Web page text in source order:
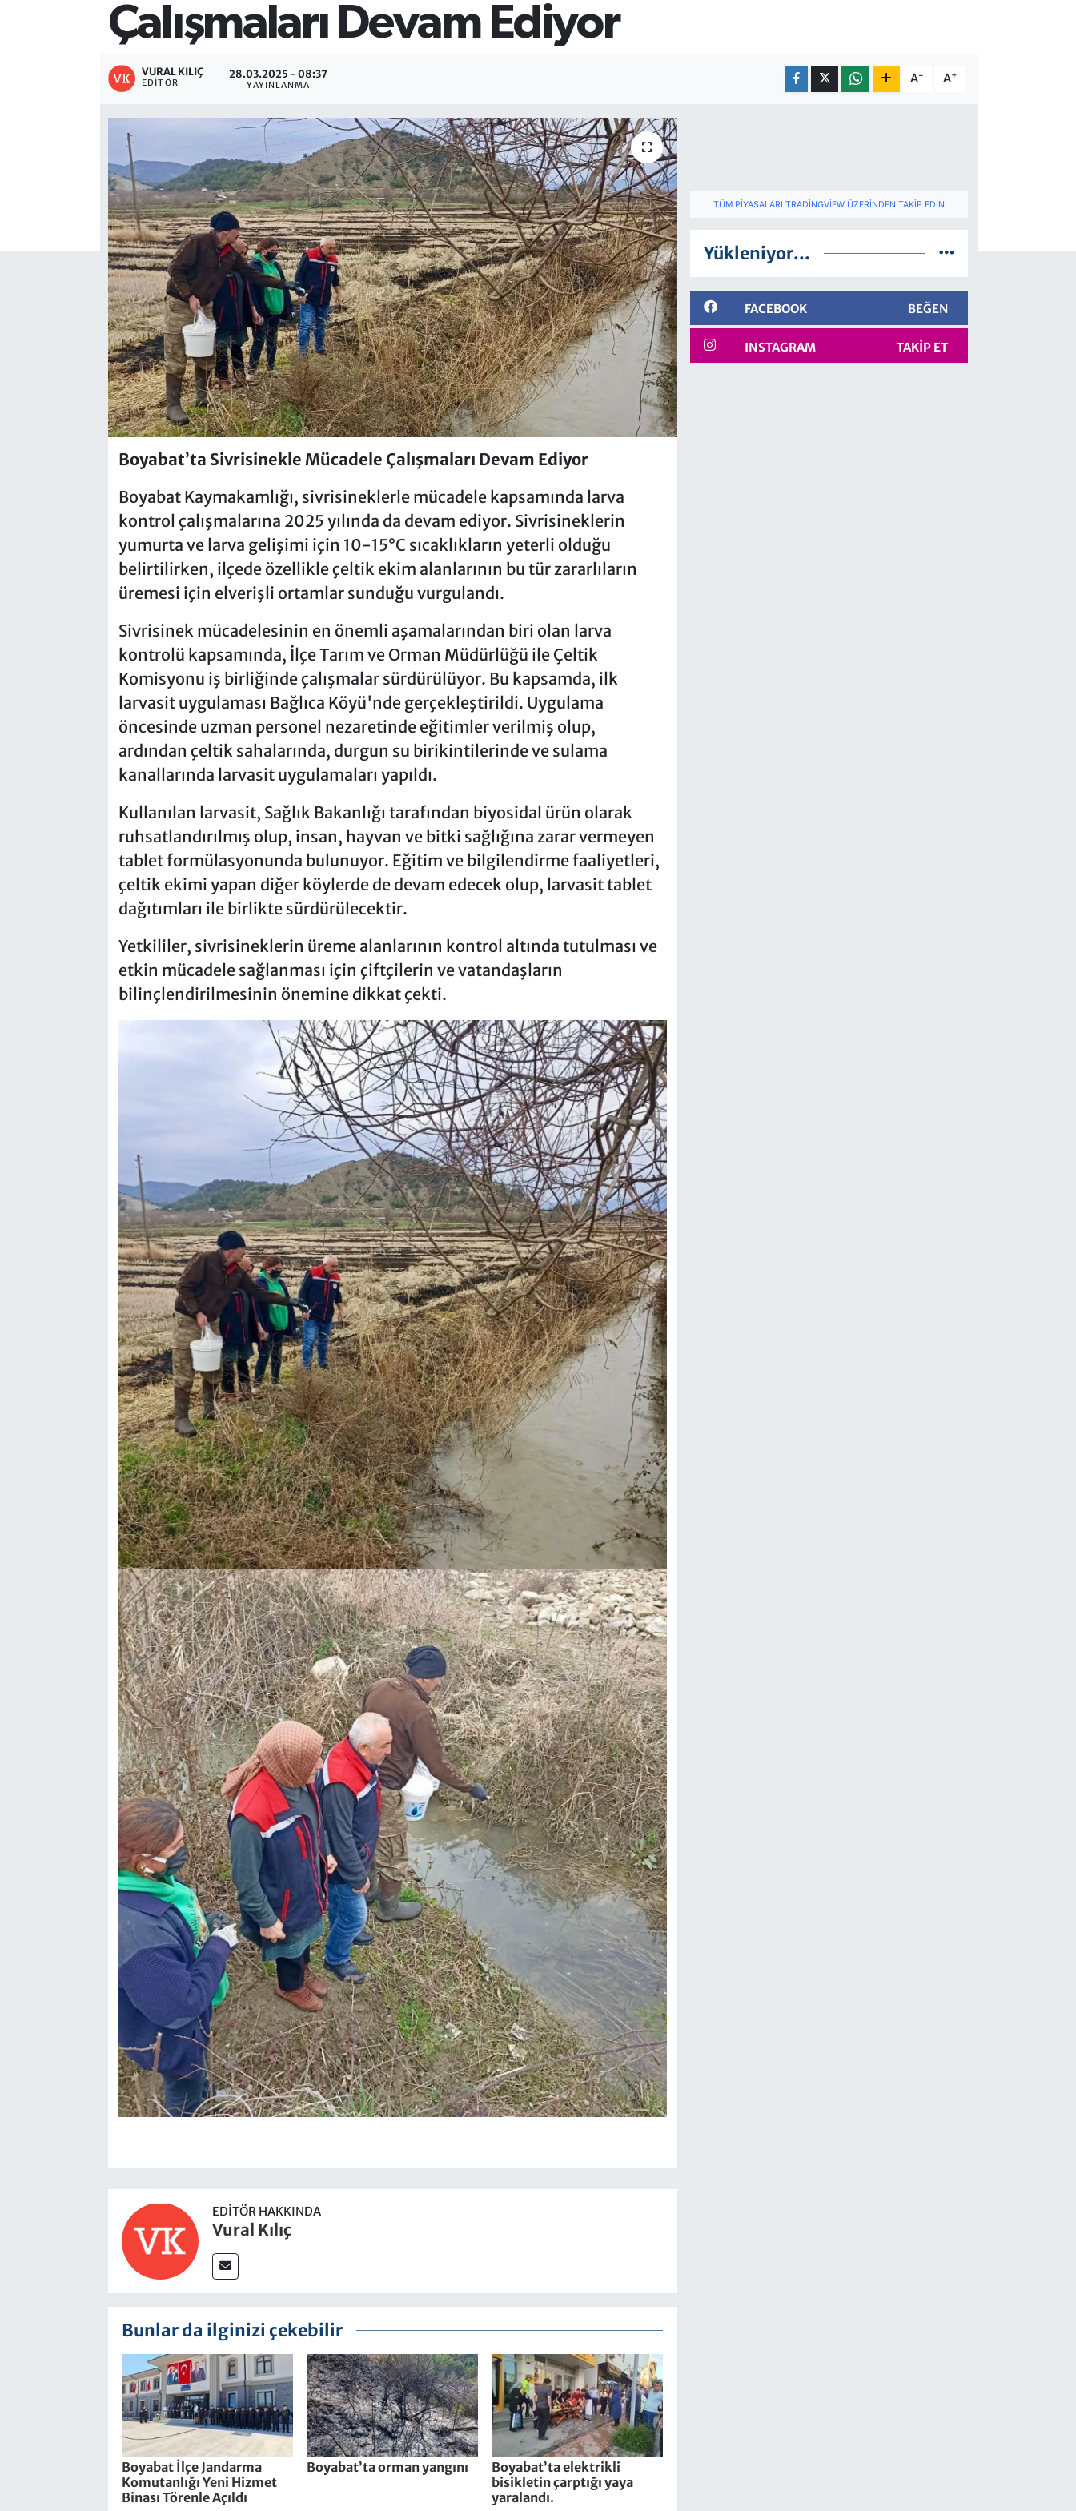
Çalışmaları Devam Ediyor
VURAL KILIÇ
EDITÖR
28.03.2025 - 08:37
YAYINLANMA A- A+
Boyabat’ta Sivrisinekle Mücadele Çalışmaları Devam Ediyor
Boyabat Kaymakamlığı, sivrisineklerle mücadele kapsamında larva
kontrol çalışmalarına 2025 yılında da devam ediyor. Sivrisineklerin
yumurta ve larva gelişimi için 10-15°C sıcaklıkların yeterli olduğu
belirtilirken, ilçede özellikle çeltik ekim alanlarının bu tür zararlıların
üremesi için elverişli ortamlar sunduğu vurgulandı.
Sivrisinek mücadelesinin en önemli aşamalarından biri olan larva
kontrolü kapsamında, İlçe Tarım ve Orman Müdürlüğü ile Çeltik
Komisyonu iş birliğinde çalışmalar sürdürülüyor. Bu kapsamda, ilk
larvasit uygulaması Bağlıca Köyü'nde gerçekleştirildi. Uygulama
öncesinde uzman personel nezaretinde eğitimler verilmiş olup,
ardından çeltik sahalarında, durgun su birikintilerinde ve sulama
kanallarında larvasit uygulamaları yapıldı.
Kullanılan larvasit, Sağlık Bakanlığı tarafından biyosidal ürün olarak
ruhsatlandırılmış olup, insan, hayvan ve bitki sağlığına zarar vermeyen
tablet formülasyonunda bulunuyor. Eğitim ve bilgilendirme faaliyetleri,
çeltik ekimi yapan diğer köylerde de devam edecek olup, larvasit tablet
dağıtımları ile birlikte sürdürülecektir.
Yetkililer, sivrisineklerin üreme alanlarının kontrol altında tutulması ve
etkin mücadele sağlanması için çiftçilerin ve vatandaşların
bilinçlendirilmesinin önemine dikkat çekti.
EDITÖR HAKKINDA
Vural Kılıç
Bunlar da ilginizi çekebilir
Boyabat İlçe Jandarma
Komutanlığı Yeni Hizmet
Binası Törenle Açıldı
Boyabat’ta orman yangını
Boyabat’ta elektrikli
bisikletin çarptığı yaya
yaralandı.
TÜM PIYASALARI TRADINGVIEW ÜZERINDEN TAKIP EDIN
Yükleniyor...
FACEBOOK BEĞEN
INSTAGRAM TAKIP ET